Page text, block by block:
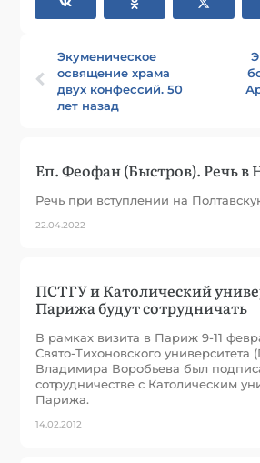
Экуменическое
освящение храма
двух конфессий. 50
лет назад
Еп. Феофан (Быстров). Речь в
Речь при вступлении на
22.04.2022
ПСТГУ и Католический
Парижа будут сотрудничать
В рамках визита в Париж 9-11
Свято-Тихоновского университета
Владимира Воробьева был
сотрудничестве с Католическим
Парижа.
14.02.2012